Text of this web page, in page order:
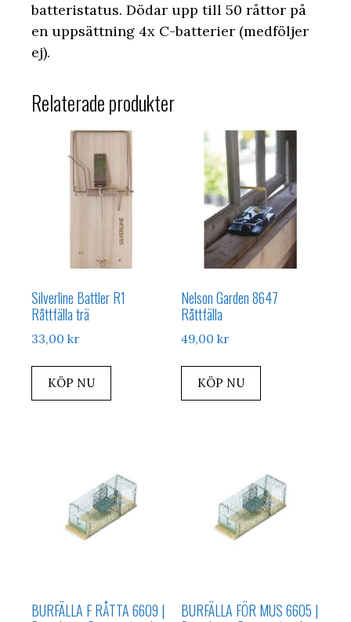
batteristatus. Dödar upp till 50 råttor på
en uppsättning 4x C-batterier (medföljer
ej).
Relaterade produkter
Silverline Battler R1
Råttfälla trä
33,00 kr
KÖP NU
Nelson Garden 8647
Råttfälla
49,00kr
KÖP NU
BURFÄLLA F RÅTTA 6609 |
BURFÄLLA FÖR MUS 6605 |